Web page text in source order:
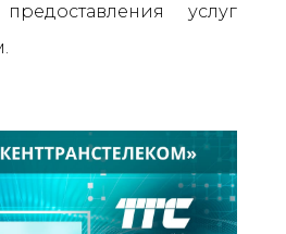
предоставления услуг